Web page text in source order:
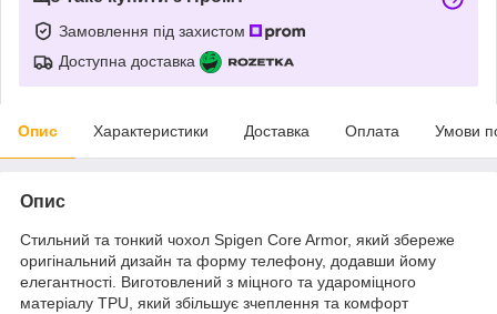
Замовлення під захистом
Доступна доставка
Опис Характеристики Доставка Оплата Умови
Опис
Стильний та тонкий чохол Spigen Core Armor, який збереже
оригінальний дизайн та форму телефону, додавши йому
елегантності. Виготовлений з міцного та удароміцного
матеріалу TPU, який збільшує зчеплення та комфорт